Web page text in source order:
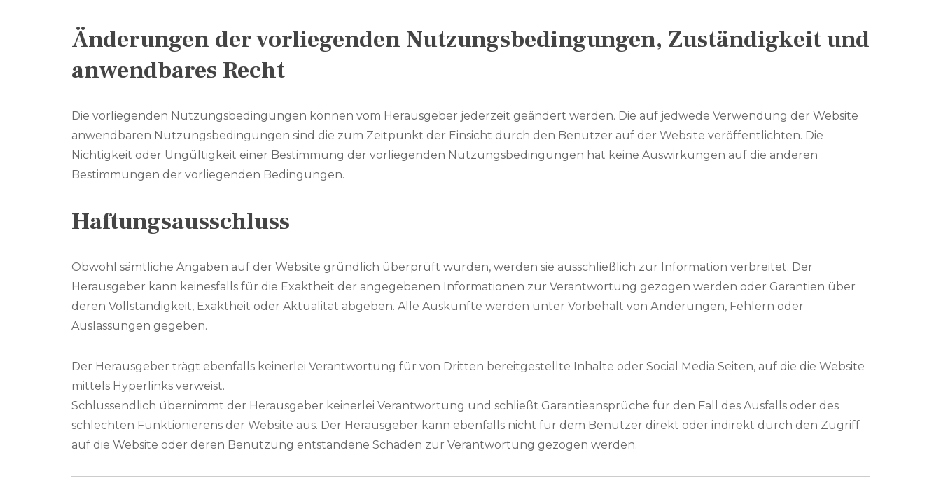
Änderungen der vorliegenden Nutzungsbedingungen, Zuständigkeit und
anwendbares Recht
Die vorliegenden Nutzungsbedingungen können vom Herausgeber jederzeit geändert werden. Die auf jedwede Verwendung der Website
anwendbaren Nutzungsbedingungen sind die zum Zeitpunkt der Einsicht durch den Benutzer auf der Website veröffentlichten. Die
Nichtigkeit oder Ungültigkeit einer Bestimmung der vorliegenden Nutzungsbedingungen hat keine Auswirkungen auf die anderen
Bestimmungen der vorliegenden Bedingungen.
Haftungsausschluss
Obwohl sämtliche Angaben auf der Website gründlich überprüft wurden, werden sie ausschließlich zur Information verbreitet. Der
Herausgeber kann keinesfalls für die Exaktheit der angegebenen Informationen zur Verantwortung gezogen werden oder Garantien über
deren Vollständigkeit, Exaktheit oder Aktualität abgeben. Alle Auskünfte werden unter Vorbehalt von Änderungen, Fehlern oder
Auslassungen gegeben.
Der Herausgeber trägt ebenfalls keinerlei Verantwortung für von Dritten bereitgestellte Inhalte oder Social Media Seiten, auf die die Website
mittels Hyperlinks verweist.
Schlussendlich übernimmt der Herausgeber keinerlei Verantwortung und schließt Garantieansprüche für den Fall des Ausfalls oder des
schlechten Funktionierens der Website aus. Der Herausgeber kann ebenfalls nicht für dem Benutzer direkt oder indirekt durch den Zugriff
auf die Website oder deren Benutzung entstandene Schäden zur Verantwortung gezogen werden.